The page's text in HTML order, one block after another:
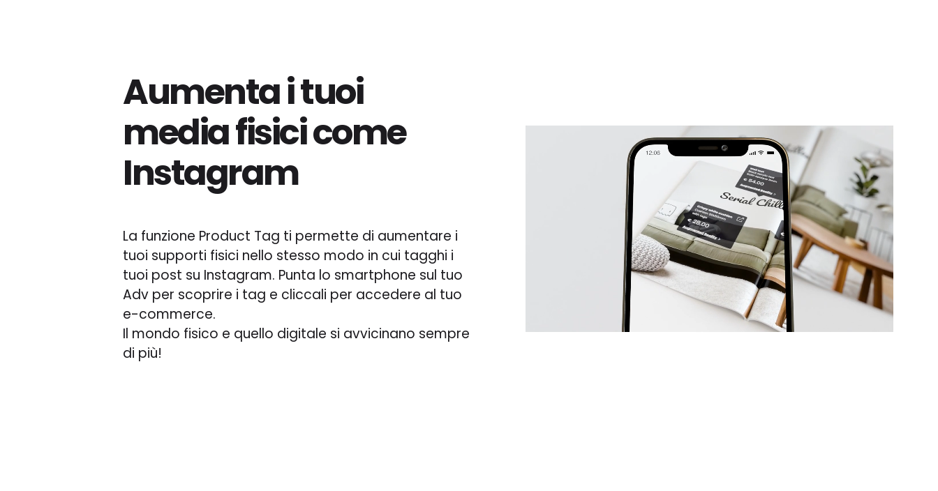
Aumenta i tuoi
media fisici come
Instagram
La funzione Product Tag ti permette di aumentare i
tuoi supporti fisici nello stesso modo in cui tagghi i
tuoi post su Instagram. Punta lo smartphone sul tuo
Adv per scoprire i tag e cliccali per accedere al tuo
e-commerce.
Il mondo fisico e quello digitale si avvicinano sempre
di più!